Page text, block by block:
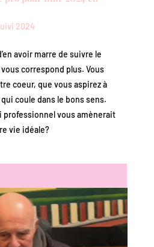
2024
avoir marre de suivre le
correspond plus. Vous
coeur, que vous aspirez à
coule dans le bons sens.
professionnel vous amènerait
vie idéale?